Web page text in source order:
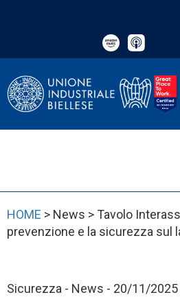
HOME > News > Tavolo
prevenzione e la sicurezza sul
Sicurezza - News - 20/11/2025